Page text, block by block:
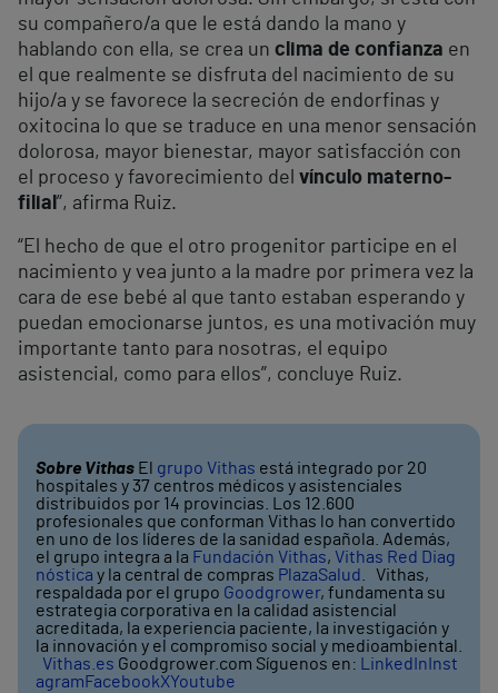
su compañero/a que le está dando la mano y
hablando con ella, se crea un clima de confianza en
el que realmente se disfruta del nacimiento de su
hijo/a y se favorece la secreción de endorfinas y
oxitocina lo que se traduce en una menor sensación
dolorosa, mayor bienestar, mayor satisfacción con
el proceso y favorecimiento del vínculo materno-
filial ”, afirma Ruiz.
“El hecho de que el otro progenitor participe en el
nacimiento y vea junto a la madre por primera vez la
cara de ese bebé al que tanto estaban esperando y
puedan emocionarse juntos, es una motivación muy
importante tanto para nosotras, el equipo
asistencial, como para ellos”, concluye Ruiz.
Sobre Vithas El grupo Vithas está integrado por 20
hospitales y 37 centros médicos y asistenciales
distribuidos por 14 provincias. Los 12.600
profesionales que conforman Vithas lo han convertido
en uno de los líderes de la sanidad española. Además,
el grupo integra a la Fundación Vithas, Vithas Red Diag
nóstica y la central de compras PlazaSalud
. Vithas,
respaldada por el grupo Goodgrower, fundamenta su
estrategia corporativa en la calidad asistencial
acreditada, la experiencia paciente, la investigación y
la innovación y el compromiso social y medioambiental.
Vithas.es Goodgrower.com Síguenos en: LinkedIn Inst
agramFacebookXYoutube